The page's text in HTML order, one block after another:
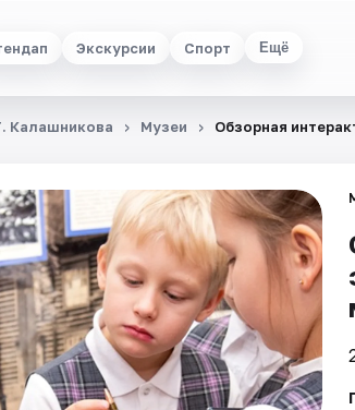
Экскурсии Спорт Ещё
Калашникова Музеи Обзорная